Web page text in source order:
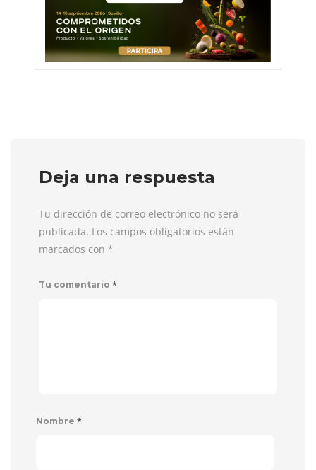
Deja una respuesta
Tu dirección de correo electrónico no será
publicada. Los campos obligatorios están
marcados con *
Tu comentario *
Nombre *